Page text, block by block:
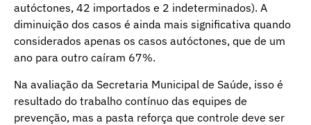
autóctones, 42 importados e 2 indeterminados). A
diminuição dos casos é ainda mais significativa quando
considerados apenas os casos autóctones, que de um
ano para outro caíram 67%.
Na avaliação da Secretaria Municipal de Saúde, isso é
resultado do trabalho contínuo das equipes de
prevenção, mas a pasta reforça que controle deve ser